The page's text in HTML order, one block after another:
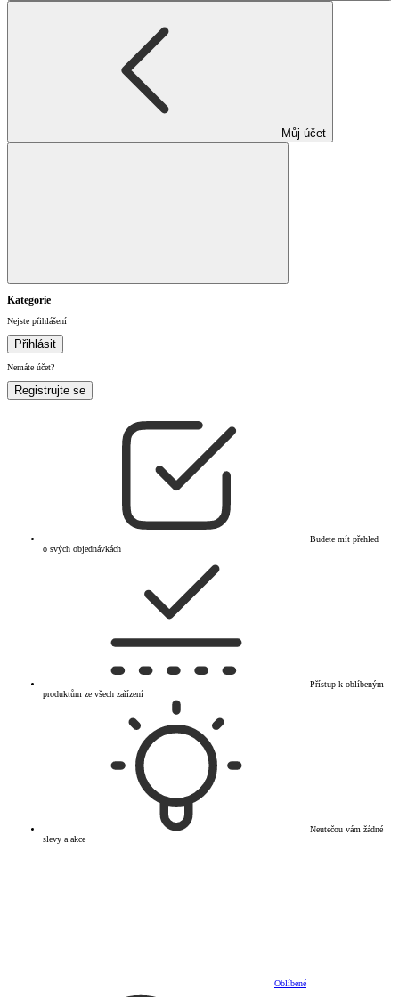
Můj účet
Kategorie
Nejste přihlášení
Přihlásit
Nemáte účet?
Registrujte se
Budete mít přehled
o svých objednávkách
Přístup k oblíbeným
produktům ze všech zařízení
Neutečou vám žádné
slevy a akce
Oblíbené